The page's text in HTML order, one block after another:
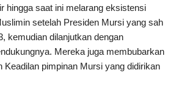
hingga saat ini melarang eksistensi
setelah Presiden Mursi yang sah
kemudian dilanjutkan dengan
Mereka juga membubarkan
Keadilan pimpinan Mursi yang didirikan